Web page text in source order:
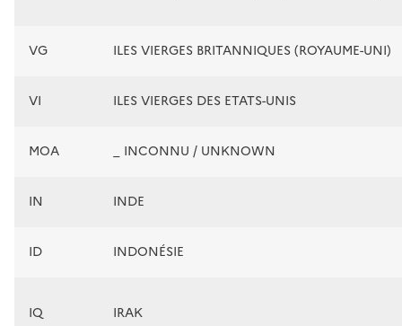
VG ILES VIERGES BRITANNIQUES (ROYAUME-UNI)
VI ILES VIERGES DES ETATS-UNIS
MOA _ INCONNU / UNKNOWN
IN INDE
ID INDONÉSIE
IQ IRAK